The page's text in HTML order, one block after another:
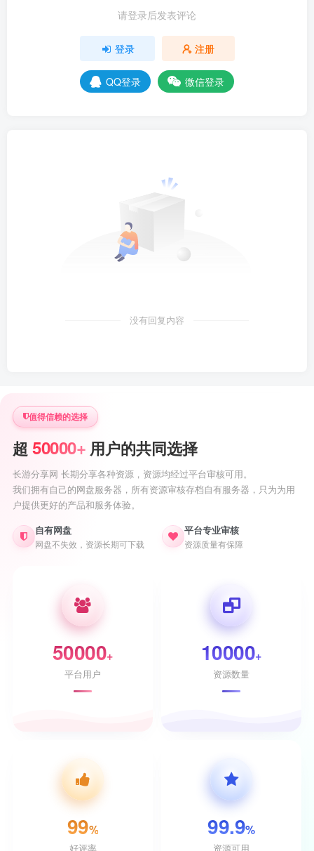
请登录后发表评论
登录 注册
QQ登录 微信登录
没有回复内容
值得信赖的选择
超 50000+ 用户的共同选择
长游分享网 长期分享各种资源，资源均经过平台审核可用。
我们拥有自己的网盘服务器，所有资源审核存档自有服务器，只为为用
户提供更好的产品和服务体验。
自有网盘
网盘不失效，资源长期可下载
平台专业审核
资源质量有保障
50000+
平台用户
10000+
资源数量
99%
好评率
99.9%
资源可用